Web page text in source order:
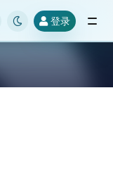
登录